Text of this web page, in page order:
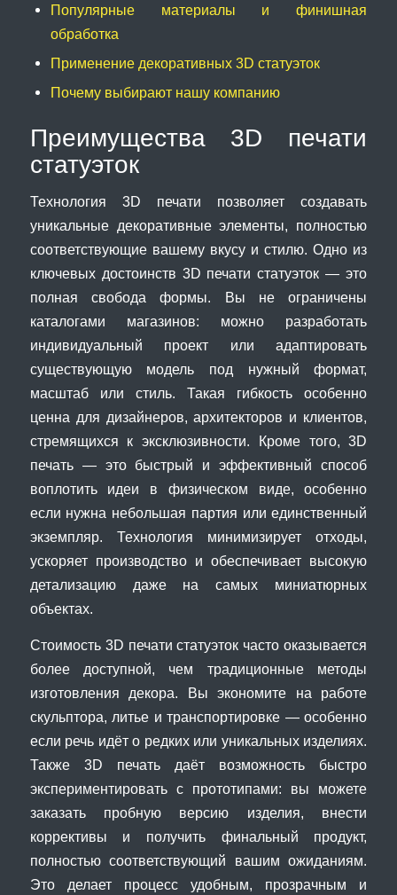
Популярные материалы и финишная
обработка
Применение декоративных 3D статуэток
Почему выбирают нашу компанию
Преимущества 3D печати
статуэток
Технология 3D печати позволяет создавать
уникальные декоративные элементы, полностью
соответствующие вашему вкусу и стилю. Одно из
ключевых достоинств 3D печати статуэток — это
полная свобода формы. Вы не ограничены
каталогами магазинов: можно разработать
индивидуальный проект или адаптировать
существующую модель под нужный формат,
масштаб или стиль. Такая гибкость особенно
ценна для дизайнеров, архитекторов и клиентов,
стремящихся к эксклюзивности. Кроме того, 3D
печать — это быстрый и эффективный способ
воплотить идеи в физическом виде, особенно
если нужна небольшая партия или единственный
экземпляр. Технология минимизирует отходы,
ускоряет производство и обеспечивает высокую
детализацию даже на самых миниатюрных
объектах.
Стоимость 3D печати статуэток часто оказывается
более доступной, чем традиционные методы
изготовления декора. Вы экономите на работе
скульптора, литье и транспортировке — особенно
если речь идёт о редких или уникальных изделиях.
Также 3D печать даёт возможность быстро
экспериментировать с прототипами: вы можете
заказать пробную версию изделия, внести
коррективы и получить финальный продукт,
полностью соответствующий вашим ожиданиям.
Это делает процесс удобным, прозрачным и